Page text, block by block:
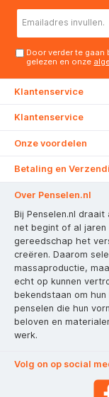
Door verder te gaan
gelezen en onze
Klantenservice
Klantenservice
Onze voordelen
Betaling en
Over Penselen.nl
Bij Penselen.nl
net begint of al
gereedschap het
creëren. Daarom
massaproductie,
echt op kunnen
bekendstaan om
penselen die hun
beloven en
werk.
Volg on op social